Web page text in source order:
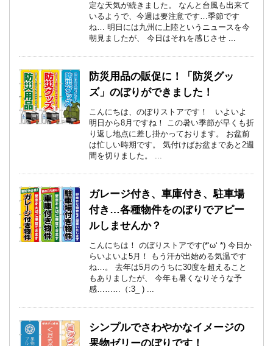
定な天気が続きました。 なんと台風も出来て
いるようで、今週は要注意です…季節です
ね… 明日には九州に上陸というニュースを今
朝見ましたが、 今日はそれを感じさせ ...
防災用品の販促に！「防災グッ
ズ」のぼりができました！
こんにちは、のぼりストアです！ いよいよ
明日から8月ですね！ この暑い季節が早くも折
り返し地点に差し掛かっております。 お盆前
は忙しい時期です。 気付けばお盆まであと2週
間を切りました。 ...
ガレージ付き、車庫付き、駐車場
付き…各種物件をのぼりでアピー
ルしませんか？
こんにちは！ のぼりストアです(*‘ω‘ *) 今日か
らいよいよ5月！ もう汗が出始める気温です
ね…。 去年は5月のうちに30度を超えること
もありましたが、 今年も暑くなりそうな予
感………（:3_ ) ...
シンプルでさわやかなイメージの
果物ゼリーのぼりです！